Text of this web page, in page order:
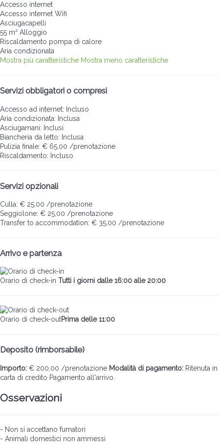
Accesso internet
Accesso internet Wifi
Asciugacapelli
55 m² Alloggio
Riscaldamento pompa di calore
Aria condizionata
Mostra più caratteristiche Mostra meno caratteristiche
Servizi obbligatori o compresi
Accesso ad internet: Incluso
Aria condizionata: Inclusa
Asciugamani: Inclusi
Biancheria da letto: Inclusa
Pulizia finale: € 65,00 /prenotazione
Riscaldamento: Incluso
Servizi opzionali
Culla: € 25,00 /prenotazione
Seggiolone: € 25,00 /prenotazione
Transfer to accommodation: € 35,00 /prenotazione
Arrivo e partenza
Orario di check-in Tutti i giorni dalle 16:00 alle 20:00
Orario di check-outPrima delle 11:00
Deposito (rimborsabile)
Importo: € 200,00 /prenotazione Modalità di pagamento: Ritenuta in
carta di credito Pagamento all'arrivo.
Osservazioni
- Non si accettano fumatori
- Animali domestici non ammessi